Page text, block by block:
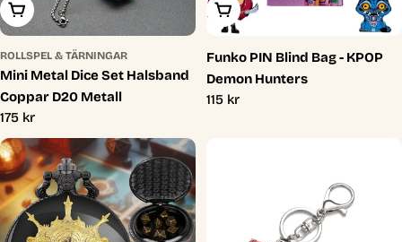
Lägg I Varukorg
ROLLSPEL & TÄRNINGAR
Mini Metal Dice Set Halsband
Coppar D20 Metall
Ordinarie
pris
175 kr
Lägg I Varukorg
Funko PIN Blind Bag - KPOP
Demon Hunters
Ordinarie
115 kr